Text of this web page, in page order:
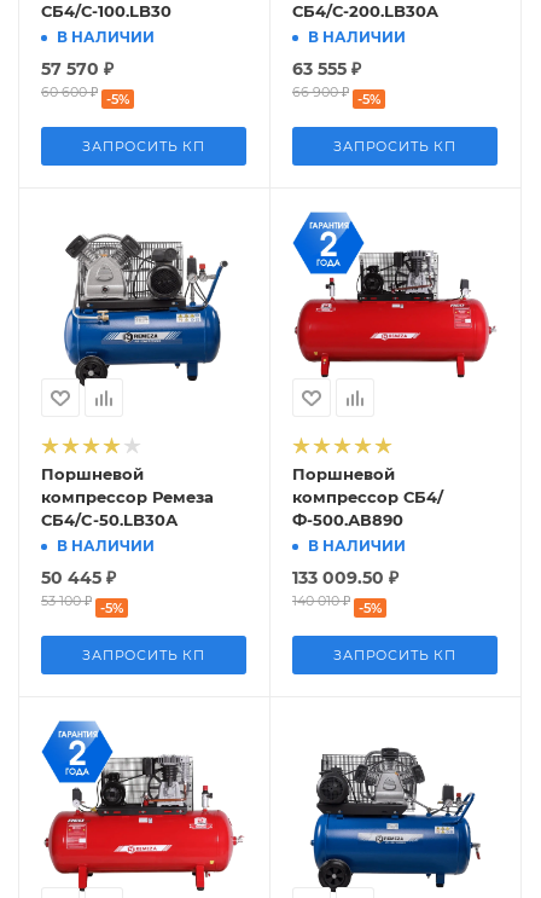
СБ4/С-100.LB30
В НАЛИЧИИ
57 570 ₽
60 600₽ -5%
ЗАПРОСИТЬ КП
СБ4/С-200.LB30A
В НАЛИЧИИ
63 555 ₽
66 900₽ -5%
ЗАПРОСИТЬ КП
Поршневой
компрессор Ремеза
СБ4/C-50.LB30А
В НАЛИЧИИ
50 445 ₽
53 100₽ -5%
ЗАПРОСИТЬ КП
Поршневой
компрессор СБ4/
Ф-500.АВ890
В НАЛИЧИИ
133 009.50 ₽
140 010₽ -5%
ЗАПРОСИТЬ КП